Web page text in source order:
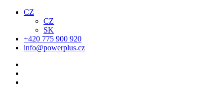
CZ
CZ
SK
+420 775 900 920
info@powerplus.cz